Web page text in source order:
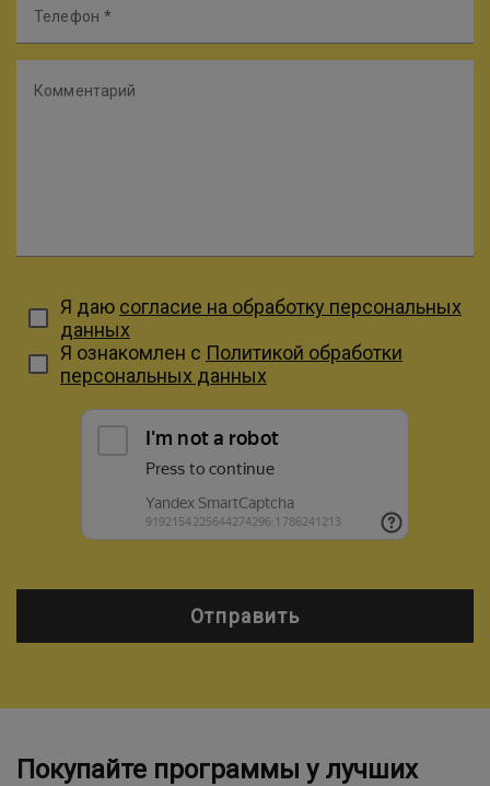
Телефон
Комментарий
Я даю согласие на обработку персональных
данных
Я ознакомлен с Политикой обработки
персональных данных
Отправить
Покупайте программы у лучших